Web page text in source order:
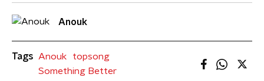
Anouk
Tags Anouk
topsong
Something Better